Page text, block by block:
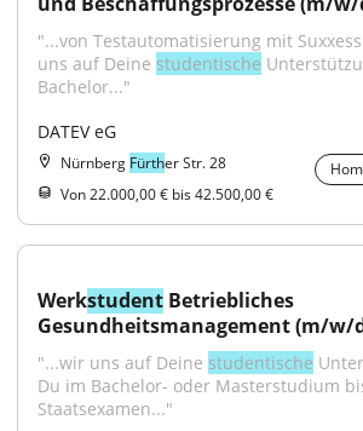
"...von Testautomatisierung mit
uns auf Deine studentische
Bachelor..."
DATEV eG
Nürnberg Fürther Str. 28
Von 22.000,00 € bis 42.500,00 €
Werkstudent Betriebliches
Gesundheitsmanagement (m/w/
"...wir uns auf Deine studentische
Du im Bachelor- oder Masterstudium
Staatsexamen..."